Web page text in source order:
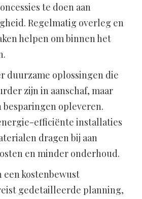
te doen aan
Regelmatig overleg en
helpen om binnen het
duurzame oplossingen die
zijn in aanschaf, maar
opleveren.
efficiënte installaties
dragen bij aan
en minder onderhoud.
een kostenbewust
gedetailleerde planning,